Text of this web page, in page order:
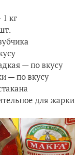
кг
— по вкусу
— по вкусу
для жарки